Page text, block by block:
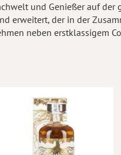
und Genießer auf
erweitert, der in der
neben erstklassigem